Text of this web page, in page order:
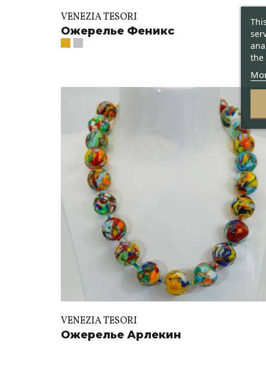
VENEZIA TESORI
Ожерелье Феникс
VENEZIA TESORI
Ожерелье Арлекин
the